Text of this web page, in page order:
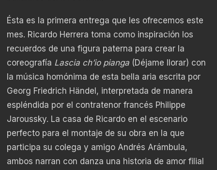
Ésta es la primera entrega que les ofrecemos este
mes. Ricardo Herrera toma como inspiración los
recuerdos de una figura paterna para crear la
coreografía Lascia ch’io pianga (Déjame llorar) con
la música homónima de esta bella aria escrita por
Georg Friedrich Händel, interpretada de manera
espléndida por el contratenor francés Philippe
Jaroussky. La casa de Ricardo en el escenario
perfecto para el montaje de su obra en la que
participa su colega y amigo Andrés Arámbula,
ambos narran con danza una historia de amor filial